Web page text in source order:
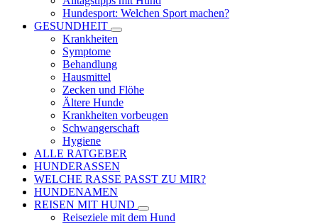
Hundesport: Welchen Sport machen?
GESUNDHEIT
Krankheiten
Symptome
Behandlung
Hausmittel
Zecken und Flöhe
Ältere Hunde
Krankheiten vorbeugen
Schwangerschaft
Hygiene
ALLE RATGEBER
HUNDERASSEN
WELCHE RASSE PASST ZU MIR?
HUNDENAMEN
REISEN MIT HUND
Reiseziele mit dem Hund